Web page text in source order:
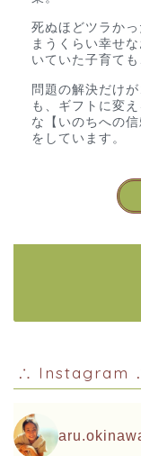
死ぬほどツラか
まうくらい幸せ
いていた子育て
問題の解決だけ
も、ギフトに変
な【いのちへの
をしています。
∴ Instagram